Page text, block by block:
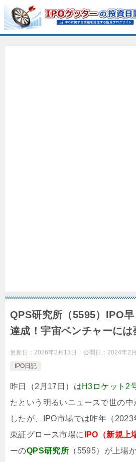
QPS研究所（5595）IPO
達成！宇宙ベンチャーには
更新日： 2026年3月13日 公開日： 2024年2
IPO日記
昨日（2月17日）はH3ロケット2
たという明るいニュースで世の中
したが、IPO市場では昨年（
東証グロース市場に IPO（新規上
ーのQPS研究所 （5595）が上場